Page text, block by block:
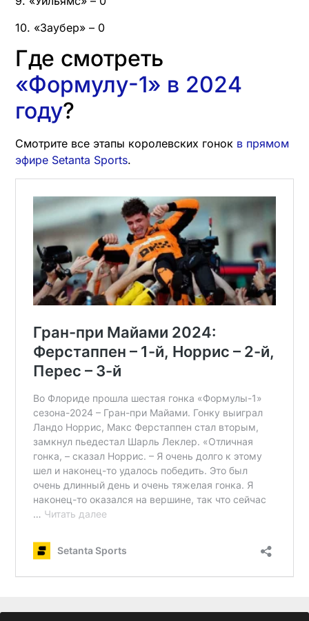
10. «Заубер» – 0
Где смотреть
«Формулу-1» в 2024
году?
Смотрите все этапы королевских гонок в прямом
эфире Setanta Sports.